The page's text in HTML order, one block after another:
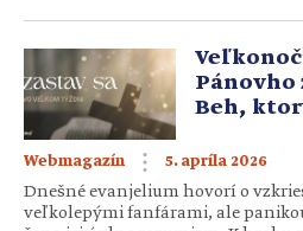
rozhodnutia ohľadom financií. Ja
rozhodujem na základe toho, „čo
Beh,
Webmagazín 5. apríla 2026
Dnešné evanjelium hovorí o
veľkolepými fanfárami, ale